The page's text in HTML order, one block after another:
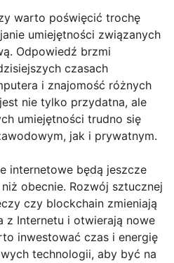
warto poświęcić trochę
umiejętności związanych
Odpowiedź brzmi
czasach
i znajomość różnych
nie tylko przydatna, ale
umiejętności trudno się
jak i prywatnym.
internetowe będą jeszcze
obecnie. Rozwój sztucznej
czy blockchain zmieniają
z Internetu i otwierają nowe
inwestować czas i energię
technologii, aby być na